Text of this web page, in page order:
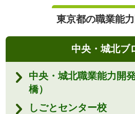
東京都の職業能
中央・城北ブ
中央・城北職業能力開
橋）
しごとセンター校